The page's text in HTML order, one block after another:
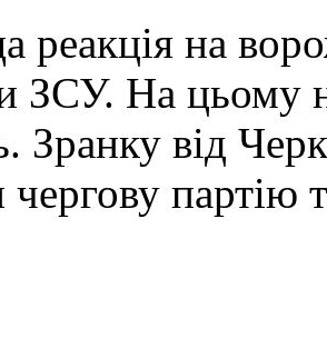
реакція на
ЗСУ. На цьому
Зранку від
чергову партію